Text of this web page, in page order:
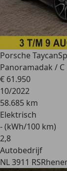
Porsche Taycan
Panoramadak / C
€ 61.950
10/2022
58.685 km
Elektrisch
- (kWh/100 km)
2,8
Autobedrijf
NL 3911 RS